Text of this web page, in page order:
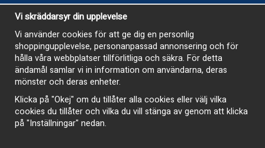
Vecka 32
Måndag kl 9-12, kl 13 - 15
Onsdag kl 9-12, kl 13 - 15
Tisdag, Tordag och Fredag stängt
E-Handelsbutiken är öppen och paket skickas hela
sommaren
Vi skräddarsyr din upplevelse
Vi använder cookies för att ge dig en personlig
shoppingupplevelse, personanpassad annonsering och för
hålla våra webbplatser tillförlitliga och säkra. För detta
ändamål samlar vi in information om användarna, deras
mönster och deras enheter.
Klicka på "Okej" om du tillåter alla cookies eller välj vilka
cookies du tillåter och vilka du vill stänga av genom att klicka
på "Inställningar" nedan.